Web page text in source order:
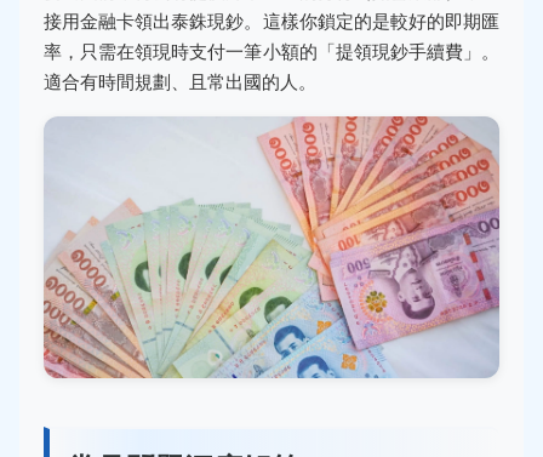
接用金融卡領出泰銖現鈔。這樣你鎖定的是較好的即期匯
率，只需在領現時支付一筆小額的「提領現鈔手續費」。
適合有時間規劃、且常出國的人。